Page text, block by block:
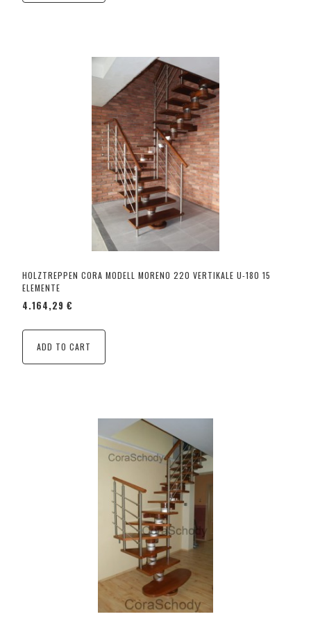
HOLZTREPPEN CORA MODELL MORENO 220 VERTIKALE U-180 15
ELEMENTE
4.164,29 €
ADD TO CART